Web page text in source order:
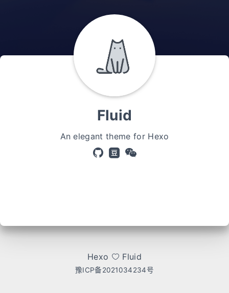
Fluid
An elegant theme for Hexo
Hexo Fluid
豫ICP备2021034234号